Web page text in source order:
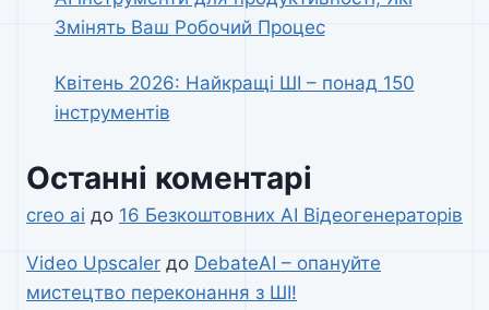
Змінять Ваш Робочий Процес
Квітень 2026: Найкращі ШІ – понад 150
інструментів
Останні коментарі
creo ai до 16 Безкоштовних AI Відеогенераторів
Video Upscaler до DebateAI – опануйте
мистецтво переконання з ШІ!